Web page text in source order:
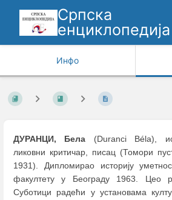
Српска
енциклопедија
Инфо
ДУРАНЦИ, Бела (Duranci Béla),
ликовни критичар, писац (Томори
1931). Дипломирао историју
факултету у Београду 1963. Цео
Суботици радећи у установама